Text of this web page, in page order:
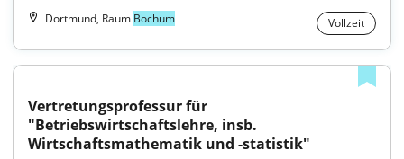
Dortmund, Raum Bochum Vollzeit
Vertretungsprofessur für
"Betriebswirtschaftslehre, insb.
Wirtschaftsmathematik und -statistik"